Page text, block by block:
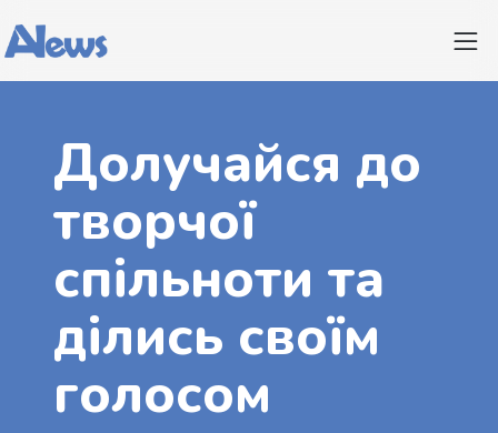
Долучайся до
творчої
спільноти та
ділись своїм
голосом